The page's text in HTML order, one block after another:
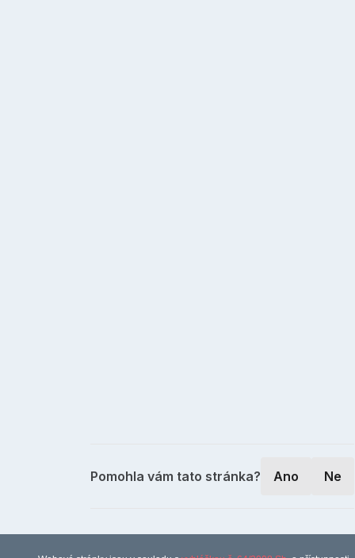
Pomohla vám tato stránka? Ano Ne